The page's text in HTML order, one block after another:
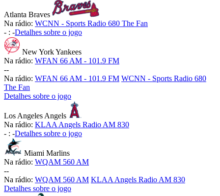
Atlanta Braves
Na rádio: WCNN - Sports Radio 680 The Fan
- : -Detalhes sobre o jogo
New York Yankees
Na rádio: WFAN 66 AM - 101.9 FM
--
Na rádio: WFAN 66 AM - 101.9 FM WCNN - Sports Radio 680
The Fan
Detalhes sobre o jogo
Los Angeles Angels
Na rádio: KLAA Angels Radio AM 830
- : -Detalhes sobre o jogo
Miami Marlins
Na rádio: WQAM 560 AM
--
Na rádio: WQAM 560 AM KLAA Angels Radio AM 830
Detalhes sobre o jogo